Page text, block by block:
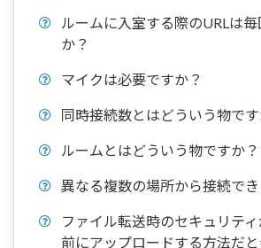
ルームに入室する際のURLは
か？
マイクは必要ですか？
同時接続数とはどういう物で
ルームとはどういう物ですか？
異なる複数の場所から接続でき
ファイル転送時のセキュリテ
前にアップロードする方法だ